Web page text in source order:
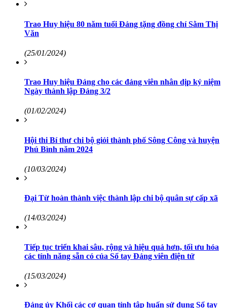
Trao Huy hiệu 80 năm tuổi Đảng tặng đồng chí Sằm Thị
Văn
(25/01/2024)
Trao Huy hiệu Đảng cho các đảng viên nhân dịp kỷ niệm
Ngày thành lập Đảng 3/2
(01/02/2024)
Hội thi Bí thư chi bộ giỏi thành phố Sông Công và huyện
Phú Bình năm 2024
(10/03/2024)
Đại Từ hoàn thành việc thành lập chi bộ quân sự cấp xã
(14/03/2024)
Tiếp tục triển khai sâu, rộng và hiệu quả hơn, tối ưu hóa
các tính năng sẵn có của Sổ tay Đảng viên điện tử
(15/03/2024)
Đảng ủy Khối các cơ quan tỉnh tập huấn sử dụng Sổ tay